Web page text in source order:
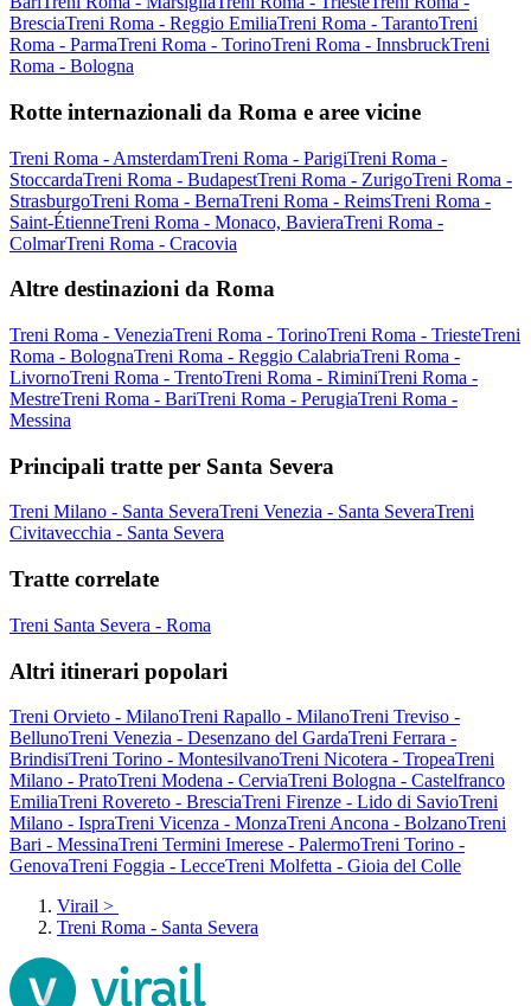
BresciaTreni Roma - Reggio EmiliaTreni Roma - TarantoTreni
Roma - ParmaTreni Roma - TorinoTreni Roma - InnsbruckTreni
Roma - Bologna
Rotte internazionali da Roma e aree vicine
Treni Roma - AmsterdamTreni Roma - ParigiTreni Roma -
StoccardaTreni Roma - BudapestTreni Roma - ZurigoTreni Roma -
StrasburgoTreni Roma - BernaTreni Roma - ReimsTreni Roma -
Saint-ÉtienneTreni Roma - Monaco, BavieraTreni Roma -
ColmarTreni Roma - Cracovia
Altre destinazioni da Roma
Treni Roma - VeneziaTreni Roma - TorinoTreni Roma - TriesteTreni
Roma - BolognaTreni Roma - Reggio CalabriaTreni Roma -
LivornoTreni Roma - TrentoTreni Roma - RiminiTreni Roma -
MestreTreni Roma - BariTreni Roma - PerugiaTreni Roma -
Messina
Principali tratte per Santa Severa
Treni Milano - Santa SeveraTreni Venezia - Santa SeveraTreni
Civitavecchia - Santa Severa
Tratte correlate
Treni Santa Severa - Roma
Altri itinerari popolari
Treni Orvieto - MilanoTreni Rapallo - MilanoTreni Treviso -
BellunoTreni Venezia - Desenzano del GardaTreni Ferrara -
BrindisiTreni Torino - MontesilvanoTreni Nicotera - TropeaTreni
Milano - PratoTreni Modena - CerviaTreni Bologna - Castelfranco
EmiliaTreni Rovereto - BresciaTreni Firenze - Lido di SavioTreni
Milano - IspraTreni Vicenza - MonzaTreni Ancona - BolzanoTreni
Bari - MessinaTreni Termini Imerese - PalermoTreni Torino -
GenovaTreni Foggia - LecceTreni Molfetta - Gioia del Colle
Virail >
Treni Roma - Santa Severa